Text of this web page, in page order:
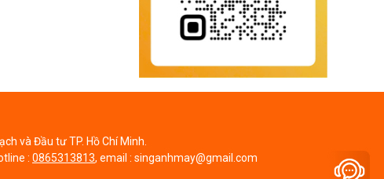
và Đầu tư TP. Hồ Chí Minh.
: 0865313813, email : singanhmay@gmail.com